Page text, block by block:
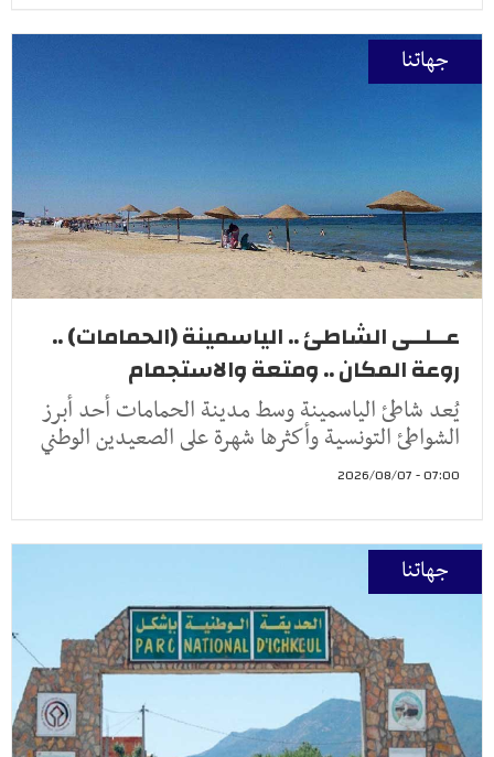
جهاتنا
عــلــى الشاطئ .. الياسمينة (الحمامات) ..
روعة المكان .. ومتعة والاستجمام
يُعد شاطئ الياسمينة وسط مدينة الحمامات أحد أبرز
الشواطئ التونسية وأكثرها شهرة على الصعيدين الوطني
07:00 - 2026/08/07
جهاتنا